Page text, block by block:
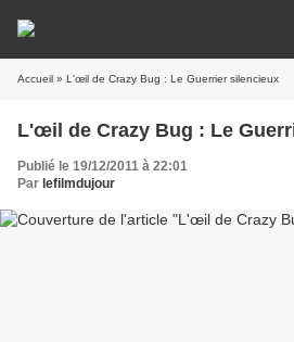
Accueil » L'œil de Crazy Bug : Le Guerrier silencieux
L'œil de Crazy Bug : Le
Publié le 19/12/2011 à 22:01
Par lefilmdujour